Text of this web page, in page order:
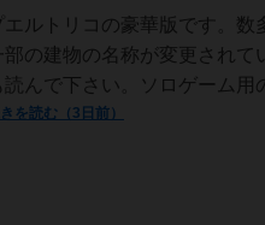
エルトリコの豪華版です。数
部の建物の名称が変更され
読んで下さい。ソロゲーム
を読む（3日前）